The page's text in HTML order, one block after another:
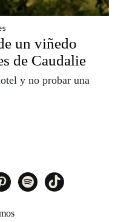
un viñedo
de Caudalie
y no probar una